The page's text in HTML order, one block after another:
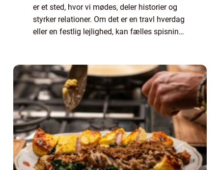
er et sted, hvor vi mødes, deler historier og
styrker relationer. Om det er en travl hverdag
eller en festlig lejlighed, kan fælles spisning